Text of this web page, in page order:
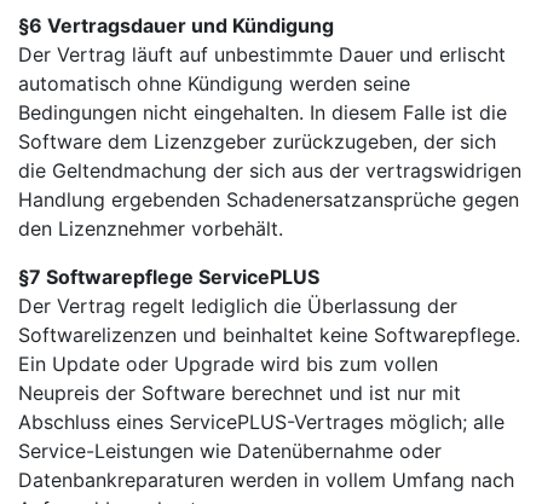
§6 Vertragsdauer und Kündigung
Der Vertrag läuft auf unbestimmte Dauer und erlischt
automatisch ohne Kündigung werden seine
Bedingungen nicht eingehalten. In diesem Falle ist die
Software dem Lizenzgeber zurückzugeben, der sich
die Geltendmachung der sich aus der vertragswidrigen
Handlung ergebenden Schadenersatzansprüche gegen
den Lizenznehmer vorbehält.
§7 Softwarepflege ServicePLUS
Der Vertrag regelt lediglich die Überlassung der
Softwarelizenzen und beinhaltet keine Softwarepflege.
Ein Update oder Upgrade wird bis zum vollen
Neupreis der Software berechnet und ist nur mit
Abschluss eines ServicePLUS-Vertrages möglich; alle
Service-Leistungen wie Datenübernahme oder
Datenbankreparaturen werden in vollem Umfang nach